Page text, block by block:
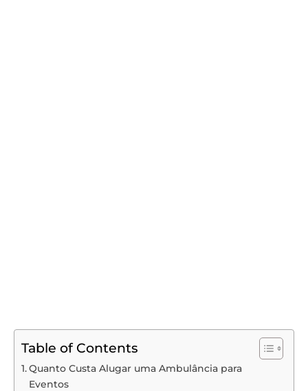
Table of Contents
Quanto Custa Alugar uma Ambulância para
Eventos